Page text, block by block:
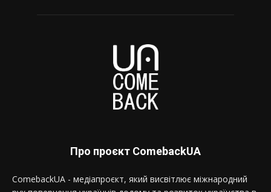
Про проєкт ComebackUA
ComebackUA - медіапроєкт, який висвітлює міжнародний